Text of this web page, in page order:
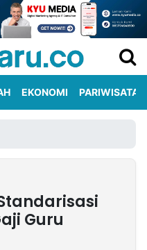
EKONOMI PARIWISATA
Guru